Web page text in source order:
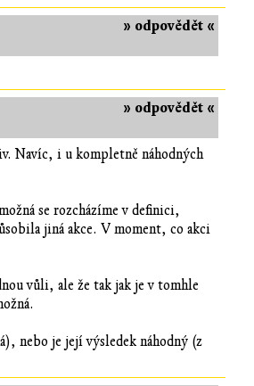
» odpovědět «
» odpovědět «
Navíc, i u kompletně náhodných
se rozcházíme v definici,
jiná akce. V moment, co akci
vůli, ale že tak jak je v tomhle
nebo je její výsledek náhodný (z